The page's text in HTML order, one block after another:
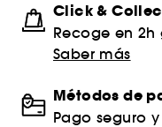
Click &
Recoge en 2h
Saber más
Métodos de
Pago seguro